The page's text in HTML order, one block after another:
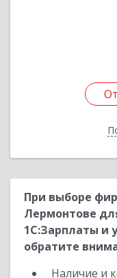
При выборе
Лермонтове
1С:Зарплаты и
обратите
Наличие и